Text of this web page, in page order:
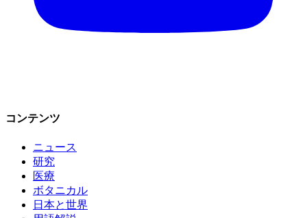
コンテンツ
ニュース
研究
医療
ボタニカル
日本と世界